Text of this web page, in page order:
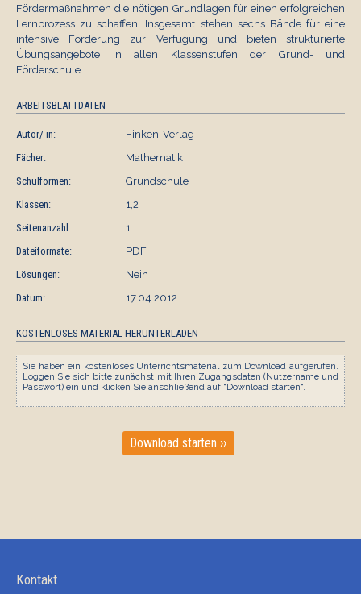
Fördermaßnahmen die nötigen Grundlagen für einen erfolgreichen
Lernprozess zu schaffen. Insgesamt stehen sechs Bände für eine
intensive Förderung zur Verfügung und bieten strukturierte
Übungsangebote in allen Klassenstufen der Grund- und
Förderschule.
ARBEITSBLATTDATEN
Autor/-in:
Finken-Verlag
Fächer:
Mathematik
Schulformen:
Grundschule
Klassen:
1,2
Seitenanzahl:
1
Dateiformate:
PDF
Lösungen:
Nein
Datum:
17.04.2012
KOSTENLOSES MATERIAL HERUNTERLADEN
Sie haben ein kostenloses Unterrichtsmaterial zum Download aufgerufen.
Loggen Sie sich bitte zunächst mit Ihren Zugangsdaten (Nutzername und
Passwort) ein und klicken Sie anschließend auf "Download starten".
Download starten ››
Kontakt